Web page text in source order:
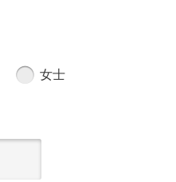
女士